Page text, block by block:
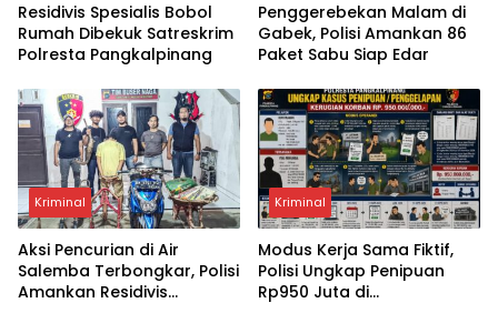
Residivis Spesialis Bobol
Rumah Dibekuk Satreskrim
Polresta Pangkalpinang
Penggerebekan Malam di
Gabek, Polisi Amankan 86
Paket Sabu Siap Edar
Kriminal
Aksi Pencurian di Air
Salemba Terbongkar, Polisi
Amankan Residivis
Kriminal
Modus Kerja Sama Fiktif,
Polisi Ungkap Penipuan
Rp950 Juta di